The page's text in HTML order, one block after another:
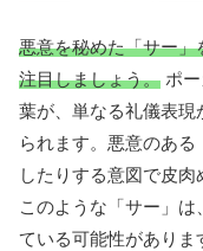
悪意を秘めた「サー
注目しましょう。 ポ
葉が、単なる礼儀表現
られます。悪意のあ
したりする意図で皮肉
このような「サー」
ている可能性がありま